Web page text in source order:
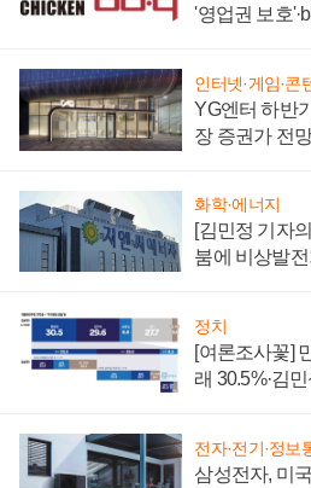
'영업권 보호
인터넷·게임·콘
YG엔터 하반
장 증권가 전
화학·에너지
[김민정 기자
붐에 비상발
정치
[여론조사꽃]
래 30.5%·김
전자·전기·정보
삼성전자, 미